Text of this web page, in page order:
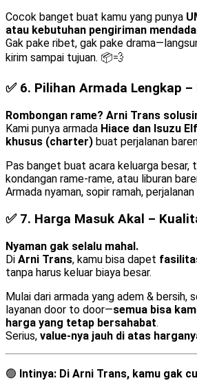
Cocok banget buat kamu yang punya
atau kebutuhan pengiriman
Gak pake ribet, gak pake
kirim sampai tujuan. 📦💨
✅ 6. Pilihan Armada Lengkap –
Rombongan rame? Arni Trans
Kami punya armada Hiace dan Isuzu Elf
khusus (charter) buat perjalanan
Pas banget buat acara keluarga besar,
kondangan rame-rame, atau liburan
Armada nyaman, sopir ramah,
✅ 7. Harga Masuk Akal –
Nyaman gak selalu mahal.
Di Arni Trans, kamu bisa dapet
tanpa harus keluar biaya besar.
Mulai dari armada yang adem & bersih,
layanan door to door—semua bisa
harga yang tetap bersahabat.
Serius, value-nya jauh di atas
🟢 Intinya: Di Arni Trans, kamu gak